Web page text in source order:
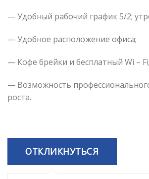
— Удобный рабочий график 5/2;
— Удобное расположение офиса;
— Кофе брейки и бесплатный Wi – Fi;
— Возможность
роста.